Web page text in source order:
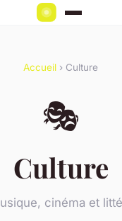
Accueil › Culture
🎭
Culture
cinéma et